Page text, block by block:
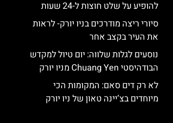
להופיע על שלט חוצות ל-24 שעות
סיורי ריצה מודרכים בניו יורק- לראות
את העיר בקצב אחר
נוסעים לגלות שלווה: יום טיול למקדש
הבודהיסטי Chuang Yen מניו יורק
לא רק דים סאם: המקומות הכי
מיוחדים בצ’יינה טאון של ניו יורק